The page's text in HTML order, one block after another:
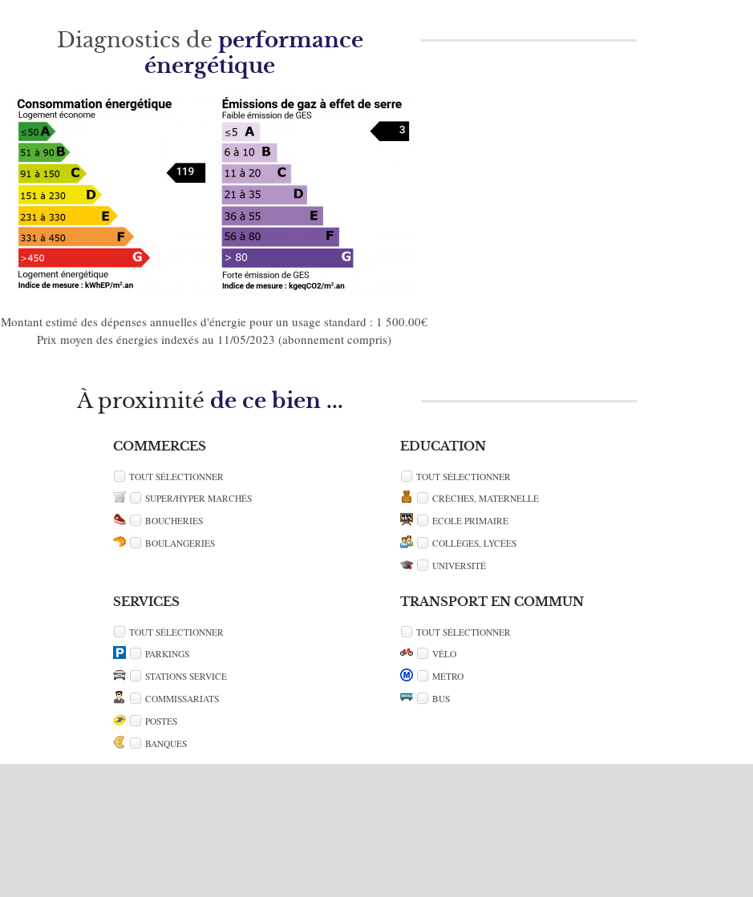
Diagnostics de performance
énergétique
Montant estimé des dépenses annuelles d'énergie pour un usage standard : 1 500.00€
Prix moyen des énergies indexés au 11/05/2023 (abonnement compris)
À proximité de ce bien ...
COMMERCES
TOUT SÉLECTIONNER
SUPER/HYPER MARCHÉS
BOUCHERIES
BOULANGERIES
EDUCATION
TOUT SÉLECTIONNER
CRÈCHES, MATERNELLE
ECOLE PRIMAIRE
COLLÈGES, LYCÉES
UNIVERSITÉ
SERVICES
TOUT SÉLECTIONNER
PARKINGS
STATIONS SERVICE
COMMISSARIATS
POSTES
BANQUES
TRANSPORT EN COMMUN
TOUT SÉLECTIONNER
VÉLO
MÉTRO
BUS